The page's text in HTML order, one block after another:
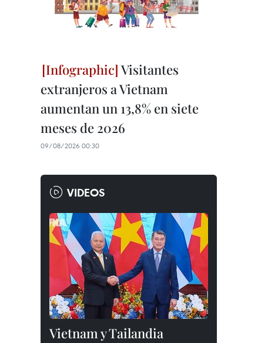
Visitantes
extranjeros a Vietnam
aumentan un 13,8% en siete
meses de 2026
09/08/2026 00:30
VIDEOS
Vietnam y Tailandia